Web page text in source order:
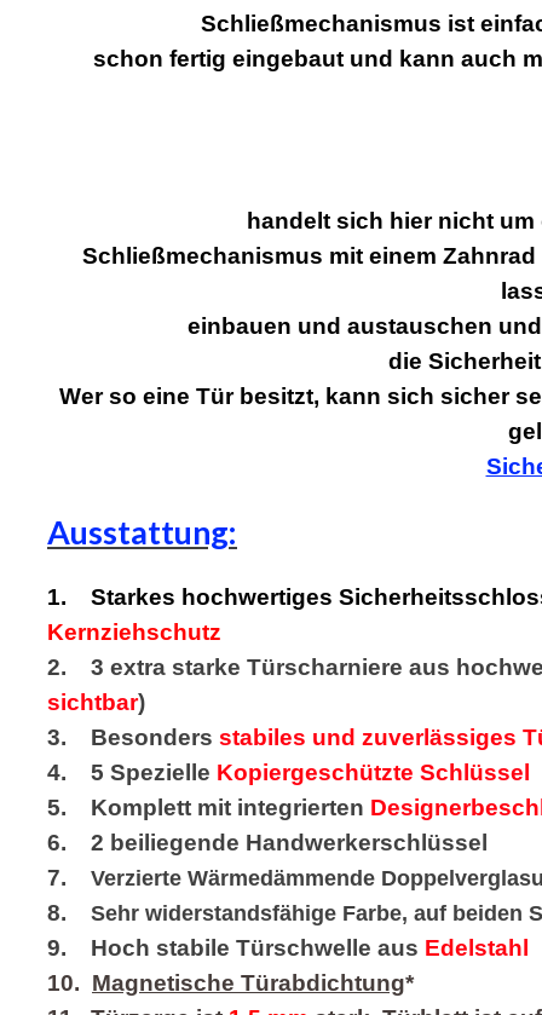
Schließmechanismus ist
schon fertig eingebaut und kann auch
handelt sich hier nicht
Schließmechanismus mit einem
einbauen und austauschen
die
Wer so eine Tür besitzt, kann sich sicher
Ausstattung:
1. Starkes hochwertiges
Kernziehschutz
2. 3 extra starke Türscharniere aus
sichtbar)
3. Besonders stabiles und zuverlässiges
4. 5 Spezielle Kopiergeschützte Schlüssel
5. Komplett mit integrierten
6. 2 beiliegende Handwerkerschlüssel
7. Verzierte Wärmedämmende
8. Sehr widerstandsfähige Farbe, auf beiden
9. Hoch stabile Türschwelle aus Edelstahl
10. Magnetische Türabdichtung*